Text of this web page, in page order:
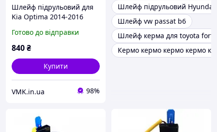
Шлейф підрульовий для
Kia Optima 2014-2016
Готово до відправки
840₴
Купити
VMK.in.ua 98%
Шлейф підрульовий Hyundai
Шлейф vw passat b6
Шлейф керма для toyota
Кермо кермо кермо кермо